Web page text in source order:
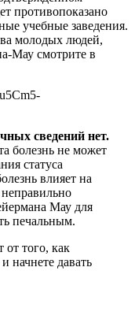
противопоказано
учебные заведения.
молодых людей,
Мау смотрите в
сведений нет.
болезнь не может
статуса
влияет на
Мау для
печальным.
от того, как
начнете давать